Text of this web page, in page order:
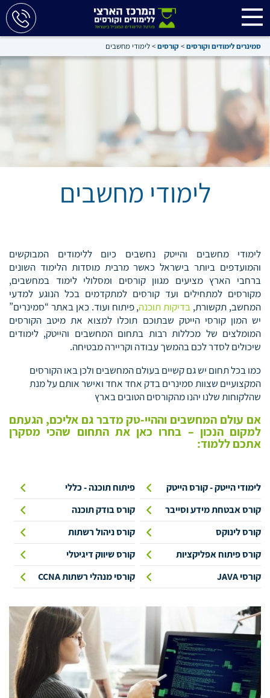
סמינרים לימודים וקורסים>קורסים>לימודי מחשבים
לימודי מחשבים
לימודי מחשבים והייטק נחשבים כיום ללימודים המבוקשים
והמועדפים ביותר בישראל כאשר מרבית מוסדות הלימוד השונים
ברחבי הארץ מציעים מגוון קורסים ומסלולי לימוד במחשבים,
מקורסים למתחילים ועד קורסים למתקדמים בכל הנוגע למדעי
המחשב, תקשורת, בדיקות תוכנה, פיתוח ועוד. כאן באתר “סמינרים”
יש המון קורסי הייטק שבתוכם תוכלו למצוא את מיטב הקורסים
המומלצים של מכללות רבות בתחום המחשבים והייטק, לימודים
שיכולים לסדר לכם בהמשך עבודה וקריירה מבטיחה.
כמו בכל תחום יש גם קשיים בעולם המחשבים ולכן באו הקורסים
המקצועיים שצוות סמינרים בדק אחד אחד ואישר אותם על מנת
שהלקוחות שלנו יהנו מהקורסים הטובים בארץ
אם עולם המחשבים וההיי-טק מדבר גם אליכם, הגעתם
למקום הנכון – בחרו כאן את התחום שהכי מסקרן
אתכם ללמוד:
לימודי הייטק - קורס הייטק
פיתוח תוכנה - כללי
קורס אבטחת מידע וסייבר
קורס בודק תוכנה
קורס לינוקס
קורס ניהול רשתות
קורס פיתוח אפליקציות
קורס שיווק דיגיטלי
קורסי JAVA
קורסי מנהלי רשתות CCNA